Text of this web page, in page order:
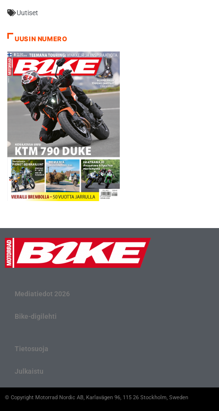
määrän kokemusta ja
ympäri maailman. “Tuntuu
aika oudolta, että tämä on jo
kauden viimeinen kisa.
Lopulta aika…
Uutiset
UUSIN NUMERO
Mediatiedot 2026
Bike-digilehti
Tietosuoja
Julkaistu
© Copyright Motorrad Nordic AB, Karlavägen 96, 115 26 Stockholm, Sweden